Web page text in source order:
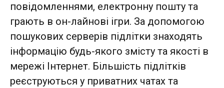
повідомленнями, електронну пошту та
грають в он-лайнові ігри. За допомогою
пошукових серверів підлітки знаходять
інформацію будь-якого змісту та якості в
мережі Інтернет. Більшість підлітків
реєструються у приватних чатах та